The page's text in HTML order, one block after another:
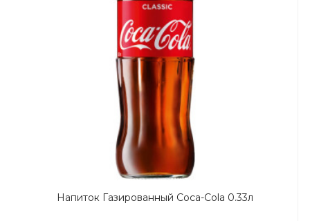
Напиток Газированный Coca-Cola 0.33л